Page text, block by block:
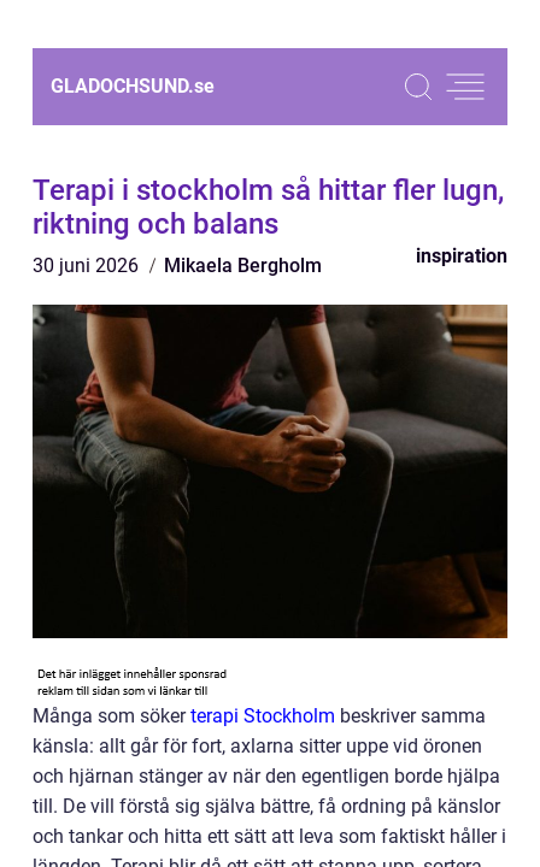
GLADOCHSUND.se
Terapi i stockholm så hittar fler lugn,
riktning och balans
30 juni 2026 Mikaela Bergholm inspiration
Många som sökerterapi Stockholm beskriver samma
känsla: allt går för fort, axlarna sitter uppe vid öronen
och hjärnan stänger av när den egentligen borde hjälpa
till. De vill förstå sig själva bättre, få ordning på känslor
och tankar och hitta ett sätt att leva som faktiskt håller i